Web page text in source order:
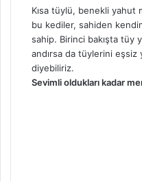
Kısa tüylü, benekli yahut
bu kediler, sahiden
sahip. Birinci bakışta tüy
andırsa da tüylerini eşsiz
diyebiliriz.
Sevimli oldukları kadar